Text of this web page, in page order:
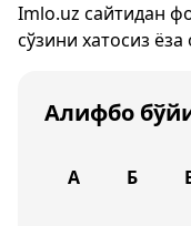
Imlo.uz сайтидан
сўзини хатосиз ёза
Алифбо
А Б